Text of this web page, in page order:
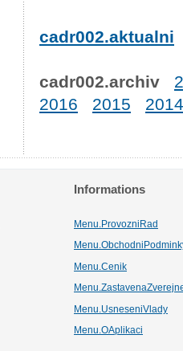
cadr002.aktualni
cadr002.archiv
2016
2015 2014
Informations
Menu.ProvozniRad
Menu.Cenik
Menu.UsneseniVlady
Menu.OAplikaci